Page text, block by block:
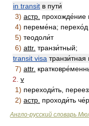
in transit в пути́
3) астр. прохожде́ние
4) переме́на;
5) теодоли́т
6) attr. транзи́тный;
transit visa транзи́тная
7) attr.
2. v
1) переходи́ть,
2) астр. проходи́ть
Англо-русский словарь